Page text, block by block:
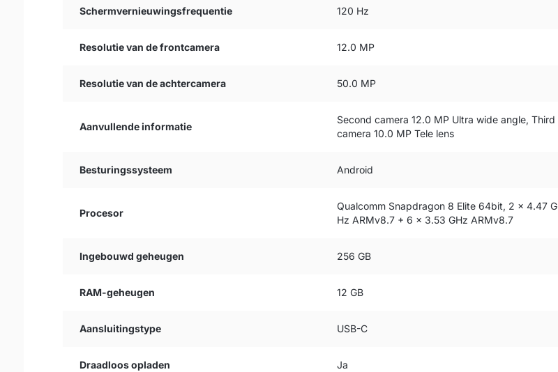
Schermvernieuwingsfrequentie 120 Hz
Resolutie van de frontcamera 12.0 MP
Resolutie van de achtercamera 50.0 MP
Aanvullende informatie
Second camera 12.0 MP Ultra wide angle, Third
camera 10.0 MP Tele lens
Besturingssysteem Android
Procesor
Qualcomm Snapdragon 8 Elite 64bit, 2 x 4.47 G
Hz ARMv8.7 + 6 x 3.53 GHz ARMv8.7
Ingebouwd geheugen 256 GB
RAM-geheugen 12 GB
Aansluitingstype USB-C
Draadloos opladen Ja